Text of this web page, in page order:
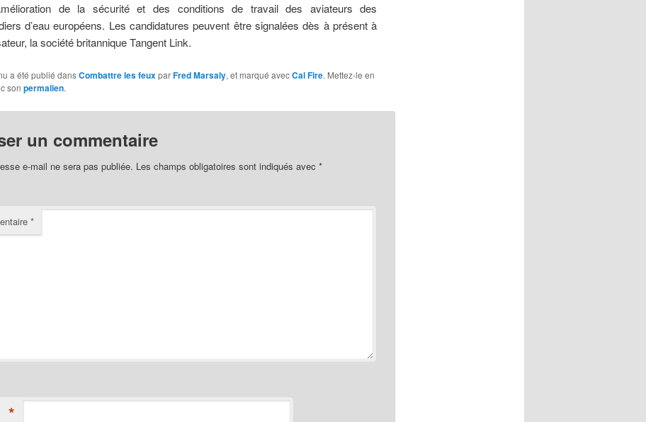
de la sécurité et des conditions de travail des aviateurs des
d’eau européens. Les candidatures peuvent être signalées dès à présent à
la société britannique Tangent Link.
a été publié dansCombattre les feuxparFred Marsaly, et marqué avecCal Fire. Mettez-le en
son permalien.
un commentaire
e-mail ne sera pas publiée. Les champs obligatoires sont indiqués avec *
*
*